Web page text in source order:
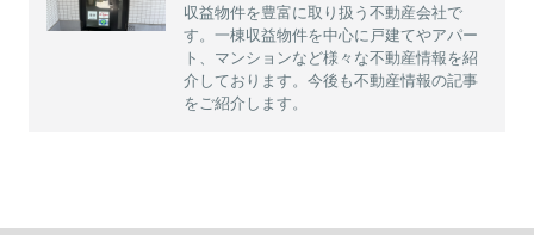
収益物件を豊富に取り扱う不動産会社で
す。一棟収益物件を中心に戸建てやアパー
ト、マンションなど様々な不動産情報を紹
介しております。今後も不動産情報の記事
をご紹介します。